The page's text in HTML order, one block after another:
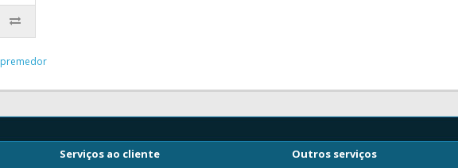
Serviços ao cliente Outros serviços